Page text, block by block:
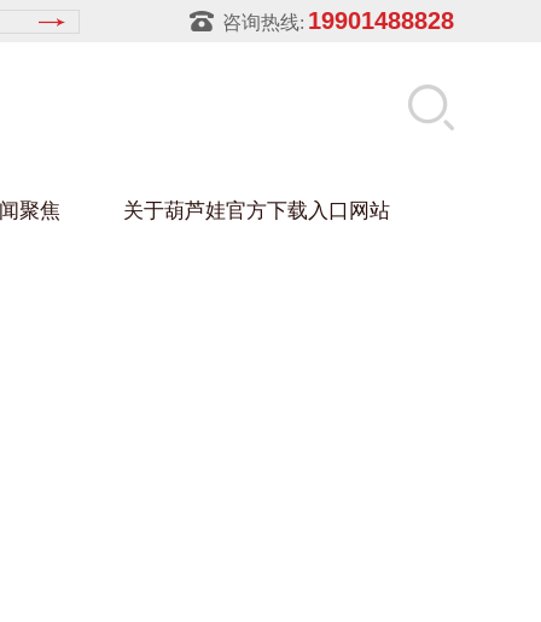
咨询热线: 19901488828
聚焦 关于葫芦娃官方下载入口网站